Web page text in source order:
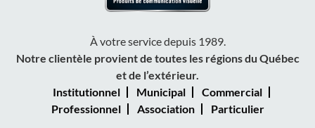
À votre service depuis 1989.
Notre clientèle provient de toutes les régions du Québec
et de l’extérieur.
Institutionnel
Municipal
Commercial
Professionnel
Association Particulier